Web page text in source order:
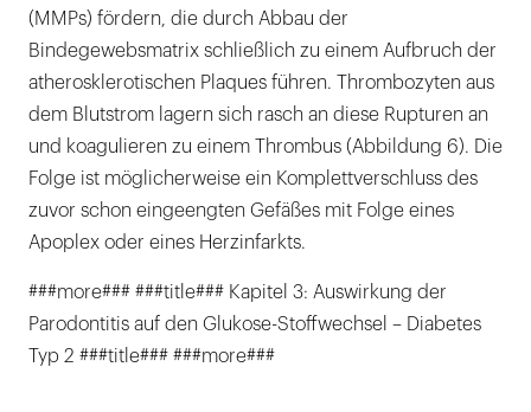
(MMPs) fördern, die durch Abbau der
Bindegewebsmatrix schließlich zu einem Aufbruch der
atherosklerotischen Plaques führen. Thrombozyten aus
dem Blutstrom lagern sich rasch an diese Rupturen an
und koagulieren zu einem Thrombus (Abbildung 6). Die
Folge ist möglicherweise ein Komplettverschluss des
zuvor schon eingeengten Gefäßes mit Folge eines
Apoplex oder eines Herzinfarkts.
###more### ###title### Kapitel 3: Auswirkung der
Parodontitis auf den Glukose-Stoffwechsel – Diabetes
Typ 2 ###title### ###more###